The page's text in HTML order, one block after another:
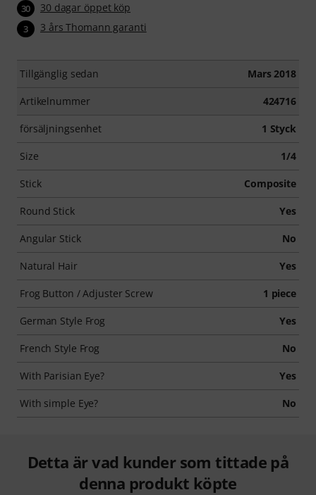
30 30 dagar öppet köp
3 3 års Thomann garanti
Tillgänglig sedan Mars 2018
Artikelnummer 424716
försäljningsenhet 1 Styck
Size 1/4
Stick Composite
Round Stick Yes
Angular Stick No
Natural Hair Yes
Frog Button / Adjuster Screw 1 piece
German Style Frog Yes
French Style Frog No
With Parisian Eye? Yes
With simple Eye? No
Detta är vad kunder som tittade på
denna produkt köpte